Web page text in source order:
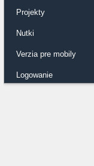
Projekty
Nutki
Verzia pre mobily
Logowanie